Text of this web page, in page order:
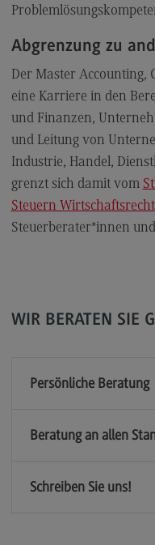
Kontakt
Media and Data-
Media and Data-
Modulangebot
Berufsperspektiven
Kontakt
Kontakt
Planung und
Berufsperspektiven
Abgrenzung zu
Der Master Accounting,
eine Karriere in den
und Finanzen,
und Leitung von
Industrie, Handel,
grenzt sich damit vom
Steuern Wirtschaftsrecht
Steuerberater*innen
WIR BERATEN SIE
Persönliche Beratung
Beratung an allen
Schreiben Sie uns!